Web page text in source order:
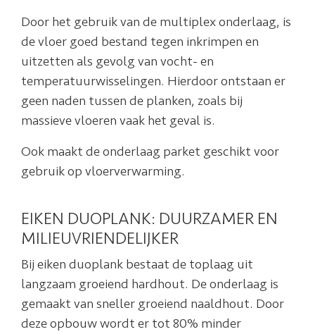
Door het gebruik van de multiplex onderlaag, is
de vloer goed bestand tegen inkrimpen en
uitzetten als gevolg van vocht- en
temperatuurwisselingen. Hierdoor ontstaan er
geen naden tussen de planken, zoals bij
massieve vloeren vaak het geval is.
Ook maakt de onderlaag parket geschikt voor
gebruik op vloerverwarming.
EIKEN DUOPLANK: DUURZAMER EN
MILIEUVRIENDELIJKER
Bij eiken duoplank bestaat de toplaag uit
langzaam groeiend hardhout. De onderlaag is
gemaakt van sneller groeiend naaldhout. Door
deze opbouw wordt er tot 80% minder